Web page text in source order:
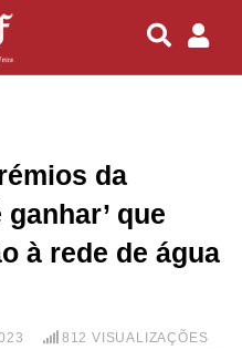
da
que
à rede de água
812 VISUALIZAÇÕES